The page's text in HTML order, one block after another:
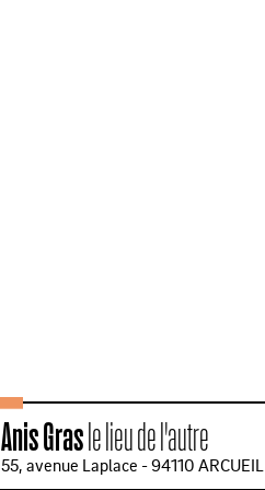
Anis Gras le lieu de l'autre
55, avenue Laplace - 94110 ARCUEIL